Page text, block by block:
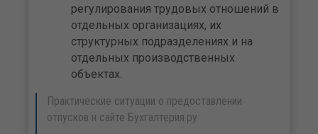
регулирования трудовых отношений в
отдельных организациях, их
структурных подразделениях и на
отдельных производственных
объектах.
Практические ситуации о предоставлении
отпусков н сайте Бухгалтерия.ру